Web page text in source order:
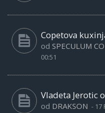
Copetova
od SPECULUM
00:51
Vladeta Jerotic
od DRAKSON - 17